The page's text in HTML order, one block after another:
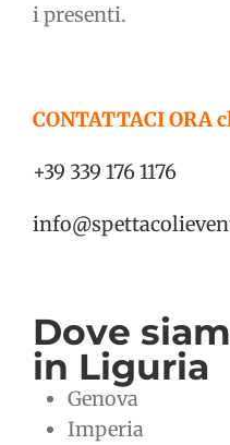
i presenti.
CONTATTACI ORA
+39 339 176 1176
Dove
in Liguria
Genova
Imperia